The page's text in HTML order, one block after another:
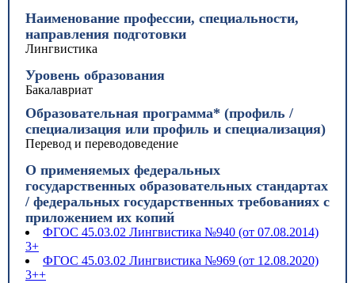
Наименование профессии, специальности,
направления подготовки
Лингвистика
Уровень образования
Бакалавриат
Образовательная программа* (профиль /
специализация или профиль и специализация)
Перевод и переводоведение
О применяемых федеральных
государственных образовательных стандартах
/ федеральных государственных требованиях с
приложением их копий
ФГОС 45.03.02 Лингвистика №940 (от 07.08.2014)
3+
ФГОС 45.03.02 Лингвистика №969 (от 12.08.2020)
3++